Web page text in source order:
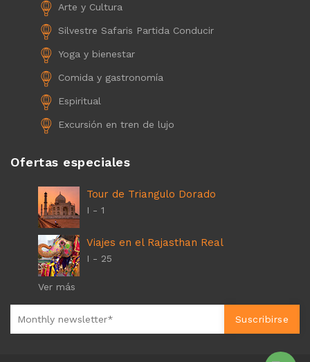
Arte y Cultura
Silvestre Safaris Partida Conducir
Yoga y bienestar
Comida y gastronomía
Espiritual
Excursión en tren de lujo
Ofertas especiales
Tour de Triangulo Dorado
I - 1
Viajes en el Rajasthan Real
I - 25
Ver más
Suscribirse